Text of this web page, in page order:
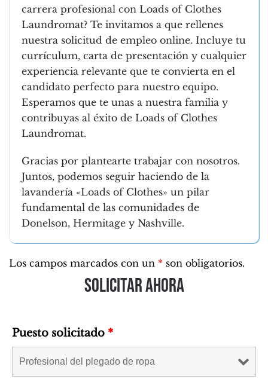
carrera profesional con Loads of Clothes
Laundromat? Te invitamos a que rellenes
nuestra solicitud de empleo online. Incluye tu
currículum, carta de presentación y cualquier
experiencia relevante que te convierta en el
candidato perfecto para nuestro equipo.
Esperamos que te unas a nuestra familia y
contribuyas al éxito de Loads of Clothes
Laundromat.
Gracias por plantearte trabajar con nosotros.
Juntos, podemos seguir haciendo de la
lavandería «Loads of Clothes» un pilar
fundamental de las comunidades de
Donelson, Hermitage y Nashville.
Los campos marcados con un * son obligatorios.
Solicitar ahora
Puesto solicitado *